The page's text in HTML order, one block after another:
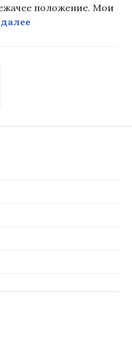
положение. Мои
Ненависти псто